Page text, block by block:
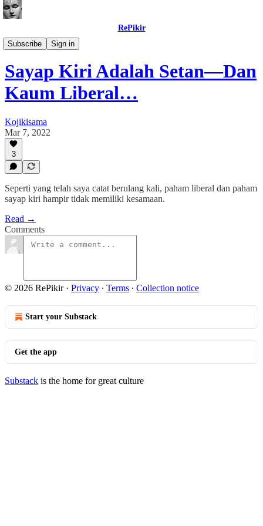
RePikir
Subscribe
Sign in
Opini
Sayap Kiri Adalah Setan—Dan
Kaum Liberal…
Kojikisama
Mar 7, 2022
3
Seperti yang telah saya catat berulang kali, paham liberal dan paham
sayap kiri hampir tidak memiliki kesamaan.
Read →
Comments
© 2026 RePikir· Privacy ∙ Terms ∙ Collection notice
Start your Substack
Get the app
Substack is the home for great culture